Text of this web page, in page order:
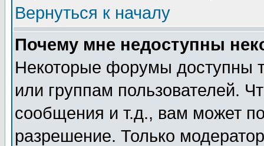
Вернуться к началу
Почему мне недоступны
Некоторые форумы доступны
или группам пользователей.
сообщения и т.д., вам может
разрешение. Только